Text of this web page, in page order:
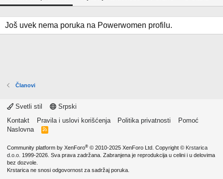
Još uvek nema poruka na Powerwomen profilu.
Članovi
Svetli stil
Srpski
Kontakt
Pravila i uslovi korišćenja Politika privatnosti
Pomoć
Naslovna
R
Community platform by XenForo® © 2010-2025 XenForo Ltd. Copyright © Krstarica
d.o.o. 1999-2026. Sva prava zadržana. Zabranjena je reprodukcija u celini i u delovima
bez dozvole.
Krstarica ne snosi odgovornost za sadržaj poruka.